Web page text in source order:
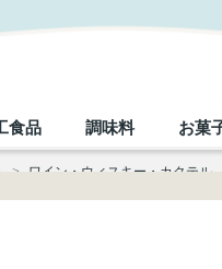
食品 調味料 お菓
> ワイン・ウィスキー・カクテル